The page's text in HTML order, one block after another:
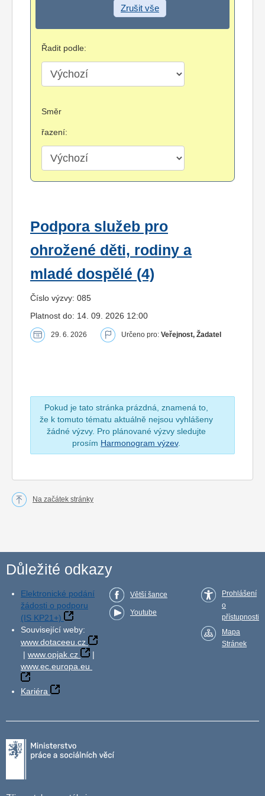
Zrušit vše
Řadit podle:
Směr
řazení:
Podpora služeb pro
ohrožené děti, rodiny a
mladé dospělé (4)
Číslo výzvy: 085
Platnost do: 14. 09. 2026 12:00
29. 6. 2026 Určeno pro: Veřejnost, Žadatel
Pokud je tato stránka prázdná, znamená to,
že k tomuto tématu aktuálně nejsou vyhlášeny
žádné výzvy. Pro plánované výzvy sledujte
prosím Harmonogram výzev.
Na začátek stránky
Důležité odkazy
Elektronické podání
žádosti o podporu
(IS KP21+)
Související weby:
www.dotaceeu.cz
| www.opjak.cz
|
www.ec.europa.eu
Kariéra
Větší šance
Youtube
Prohlášení
o
přístupnosti
Mapa
Stránek